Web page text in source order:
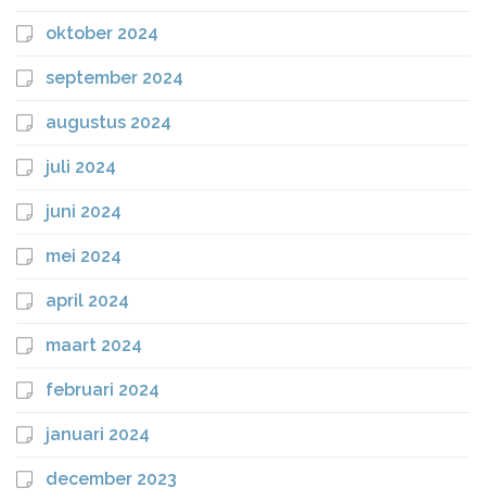
oktober 2024
september 2024
augustus 2024
juli 2024
juni 2024
mei 2024
april 2024
maart 2024
februari 2024
januari 2024
december 2023